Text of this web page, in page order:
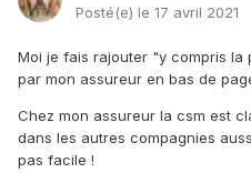
Posté(e) le 17 avril 2021
Moi je fais rajouter "y compris
par mon assureur en bas de
Chez mon assureur la csm est
dans les autres compagnies
pas facile !